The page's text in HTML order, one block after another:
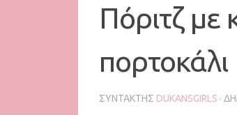
Πόριτζ με
πορτοκάλι
ΣΥΝΤΆΚΤΗΣ DUKANSGIRLS ·